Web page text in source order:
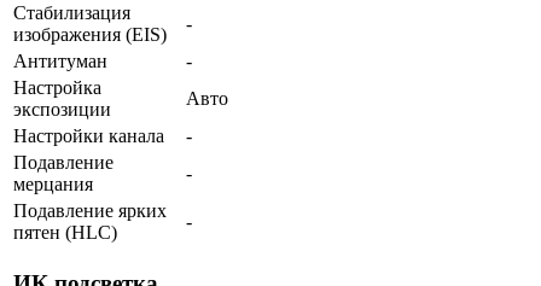
Стабилизация
изображения (EIS)
-
Антитуман
-
Настройка
экспозиции
Авто
Настройки канала
-
Подавление
мерцания
-
Подавление ярких
пятен (HLC)
-